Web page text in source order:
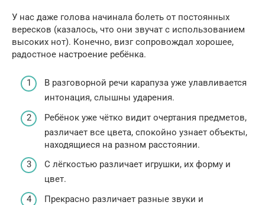
У нас даже голова начинала болеть от постоянных
вересков (казалось, что они звучат с использованием
высоких нот). Конечно, визг сопровождал хорошее,
радостное настроение ребёнка.
В разговорной речи карапуза уже улавливается
интонация, слышны ударения.
Ребёнок уже чётко видит очертания предметов,
различает все цвета, спокойно узнает объекты,
находящиеся на разном расстоянии.
С лёгкостью различает игрушки, их форму и
цвет.
Прекрасно различает разные звуки и